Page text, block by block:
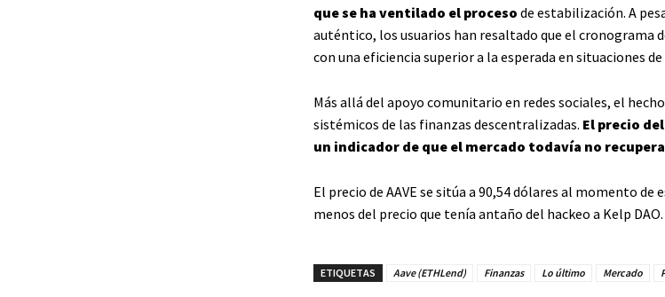
que se ha ventilado el proceso de estabilización. A
auténtico, los usuarios han resaltado que el cronograma
con una eficiencia superior a la esperada en situaciones
Más allá del apoyo comunitario en redes sociales, el
sistémicos de las finanzas descentralizadas. El precio
un indicador de que el mercado todavía no
El precio de AAVE se sitúa a 90,54 dólares al momento de
menos del precio que tenía antaño del hackeo a Kelp DAO.
ETIQUETAS Aave (ETHLend) Finanzas Lo último Mercado